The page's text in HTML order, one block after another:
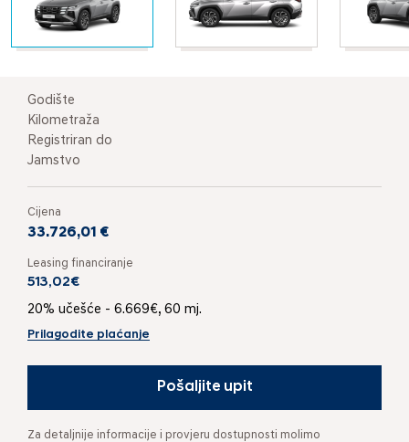
Godište
Kilometraža
Registriran do
Jamstvo
Cijena
33.726,01 €
Leasing financiranje
513,02€
20% učešće - 6.669€, 60 mj.
Prilagodite plaćanje
Pošaljite upit
Za detaljnije informacije i provjeru dostupnosti molimo